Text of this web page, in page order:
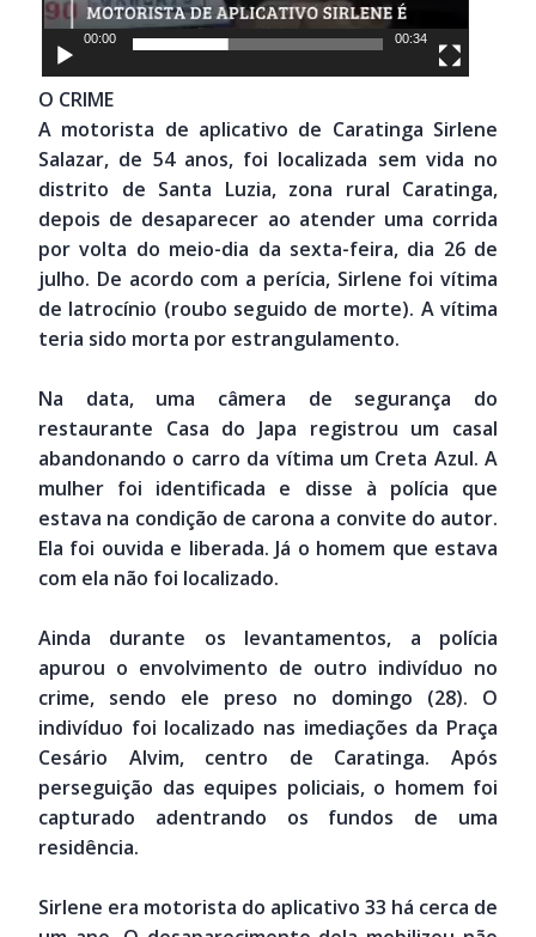
00:00 00:34
O CRIME
A motorista de aplicativo de Caratinga Sirlene
Salazar, de 54 anos, foi localizada sem vida no
distrito de Santa Luzia, zona rural Caratinga,
depois de desaparecer ao atender uma corrida
por volta do meio-dia da sexta-feira, dia 26 de
julho. De acordo com a perícia, Sirlene foi vítima
de latrocínio (roubo seguido de morte). A vítima
teria sido morta por estrangulamento.
Na data, uma câmera de segurança do
restaurante Casa do Japa registrou um casal
abandonando o carro da vítima um Creta Azul. A
mulher foi identificada e disse à polícia que
estava na condição de carona a convite do autor.
Ela foi ouvida e liberada. Já o homem que estava
com ela não foi localizado.
Ainda durante os levantamentos, a polícia
apurou o envolvimento de outro indivíduo no
crime, sendo ele preso no domingo (28). O
indivíduo foi localizado nas imediações da Praça
Cesário Alvim, centro de Caratinga. Após
perseguição das equipes policiais, o homem foi
capturado adentrando os fundos de uma
residência.
Sirlene era motorista do aplicativo 33 há cerca de